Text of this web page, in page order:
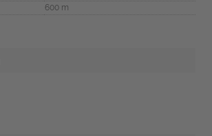
600 m